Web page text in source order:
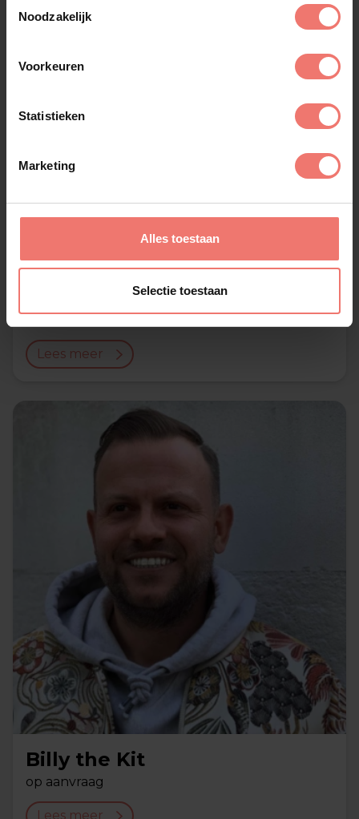
Noodzakelijk
Voorkeuren
Statistieken
Marketing
Alles toestaan
Selectie toestaan
Big Black & Beautiful
Lees meer
Billy the Kit
op aanvraag
Lees meer